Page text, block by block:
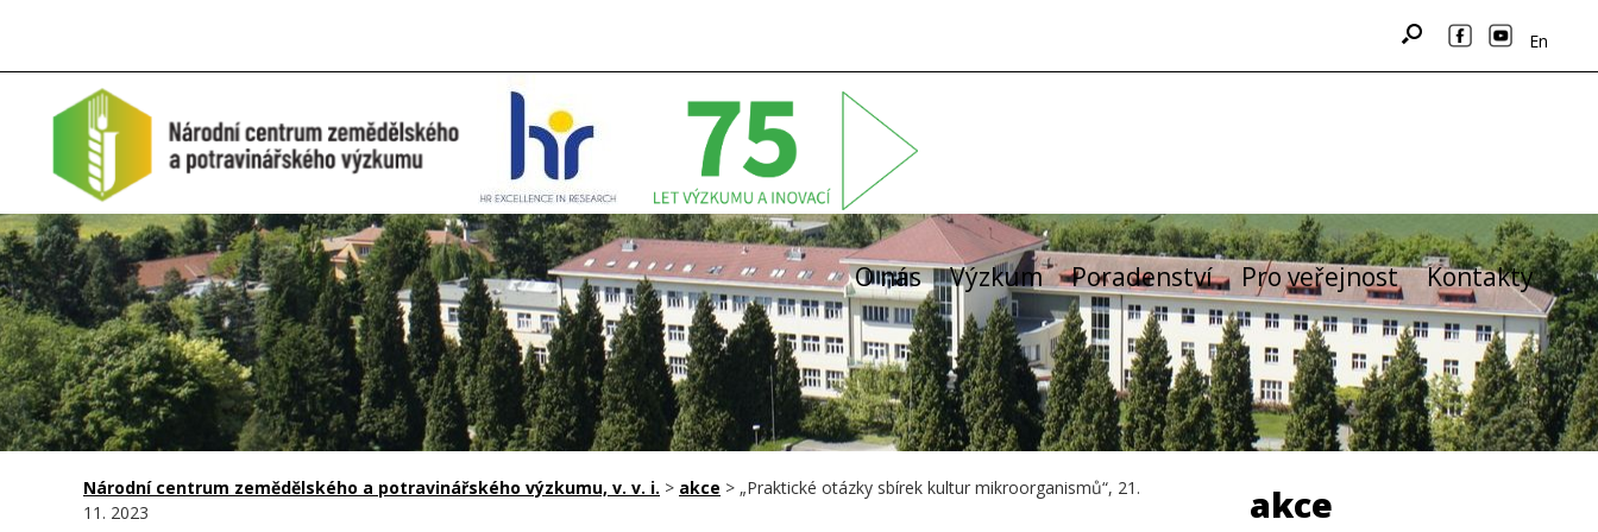
En
O nás Výzkum Poradenství Pro veřejnost Kontakty
Národní centrum zemědělského a potravinářského výzkumu, v. v. i. > akce > „Praktické otázky sbírek kultur mikroorganismů“, 21.
11. 2023
akce